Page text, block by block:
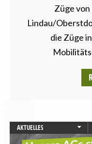
Züge
Lindau/
die Züge
AKTUELLES
CHANCENGLEICHHEIT